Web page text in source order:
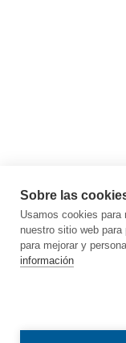
Sobre las
Usamos cookies para
nuestro sitio web
para mejorar y
información